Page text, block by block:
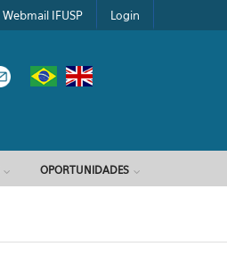
Webmail IFUSP Login
OPORTUNIDADES